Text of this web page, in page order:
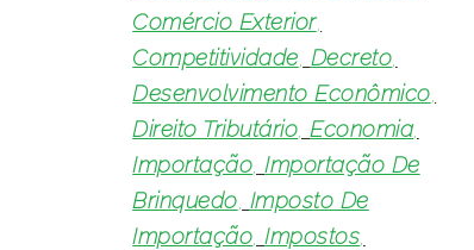
Comércio Exterior,
Competitividade Decreto
Desenvolvimento Econômico
Direito Tributário ,Economia
Importação ,Importação De
Brinquedo Imposto De
Importação ,Impostos